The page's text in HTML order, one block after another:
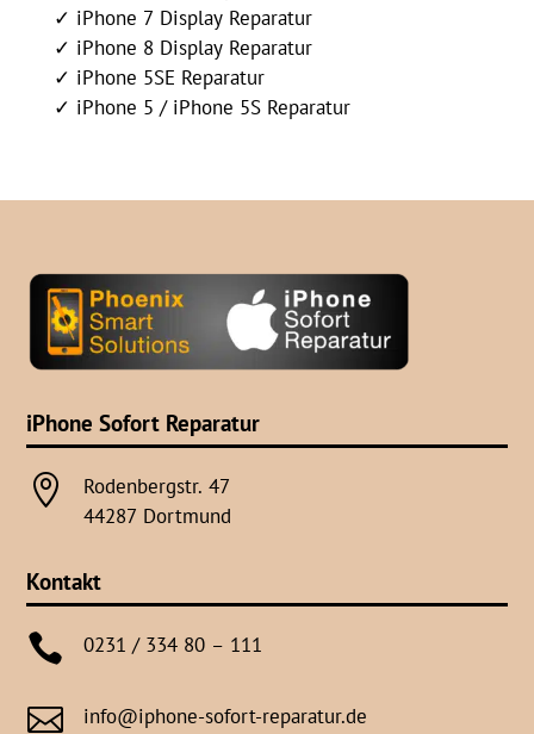
✓ iPhone 7 Display Reparatur
✓ iPhone 8 Display Reparatur
✓ iPhone 5SE Reparatur
✓ iPhone 5 / iPhone 5S Reparatur
iPhone Sofort Reparatur

Rodenbergstr. 47
44287 Dortmund
Kontakt
 0231 / 334 80 – 111
 info@iphone-sofort-reparatur.de